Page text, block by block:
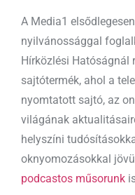
A Media1
nyilvánossággal
Hírközlési
sajtótermék, ahol a
nyomtatott sajtó, az
világának
helyszíni
oknyomozásokkal
podcastos műsorunk